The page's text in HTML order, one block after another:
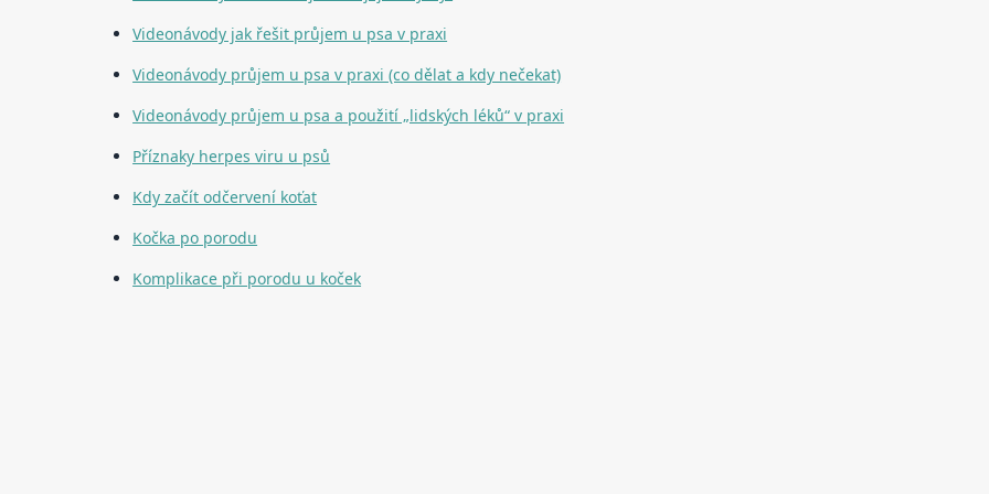
Videonávody jak řešit průjem u psa v praxi
Videonávody průjem u psa v praxi (co dělat a kdy nečekat)
Videonávody průjem u psa a použití „lidských léků“ v praxi
Příznaky herpes viru u psů
Kdy začít odčervení koťat
Kočka po porodu
Komplikace při porodu u koček